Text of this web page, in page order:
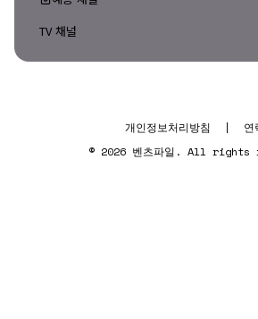
TV 채널
개인정보처리방침 |
연
© 2026 벤츠파일. All rights